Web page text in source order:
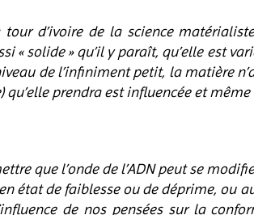
d’ivoire de la science
« solide » qu’il y paraît, qu’elle est
de l’infiniment petit, la matière
qu’elle prendra est influencée et
que l’onde de l’ADN peut se
état de faiblesse ou de déprime, ou
de nos pensées sur la